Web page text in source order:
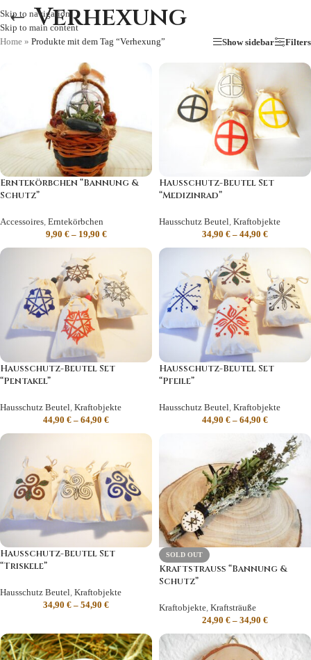
Skip to navigation
Skip to main content
Verhexung
Home » Produkte mit dem Tag “Verhexung” Show sidebar Filters
Erntekörbchen “Bannung &
Schutz”
Accessoires, Erntekörbchen
9,90 €– 19,90 €
Hausschutz-Beutel Set
“Medizinrad”
Hausschutz Beutel, Kraftobjekte
34,90 € – 44,90 €
Hausschutz-Beutel Set
“Pentakel”
Hausschutz Beutel Kraftobjekte
44,90 € – 64,90 €
Hausschutz-Beutel Set
“Pfeile”
Hausschutz Beutel Kraftobjekte
44,90 € – 64,90 €
Hausschutz-Beutel Set
“Triskele”
Hausschutz Beutel Kraftobjekte
34,90 € – 54,90 €
SOLD OUT
Kraftstrauß “Bannung &
Schutz”
Kraftobjekte Kraftsträuße
24,90 € – 34,90 €